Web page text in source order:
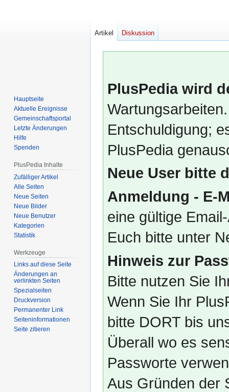
PlusPedia wird
Entschuldigung;
PlusPedia
Neue User bitte
Anmeldung - E-
eine gültige
Euch bitte unter
Hinweis zur
Bitte nutzen Sie
Wenn Sie Ihr
bitte DORT bis
Überall wo es
Passworte
Aus Gründen der
Artikel Diskussion
Hauptseite
Aktuelle Ereignisse
Gemeinschafts­portal
Letzte Änderungen
Hilfe
Spenden
PlusPedia Inhalte
Zufälliger Artikel
Alle Seiten
Neue Seiten
Neue Bilder
Neue Benutzer
Kategorien
Statistik
Werkzeuge
Links auf diese Seite
Änderungen an
verlinkten Seiten
Spezialseiten
Druckversion
Permanenter Link
Seiten­­informationen
Seite zitieren